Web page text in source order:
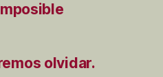
olvidar.